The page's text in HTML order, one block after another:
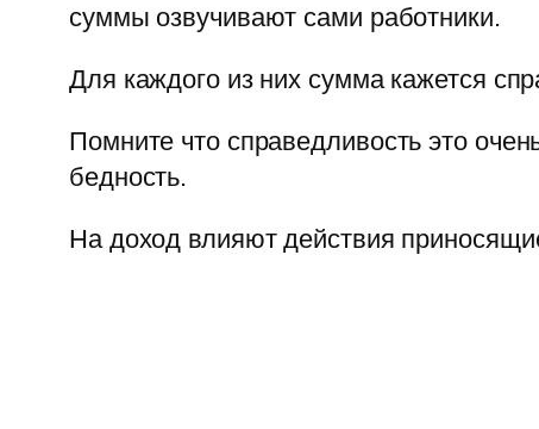
суммы озвучивают сами работники.
Для каждого из них сумма кажется
Помните что справедливость это
бедность.
На доход влияют действия